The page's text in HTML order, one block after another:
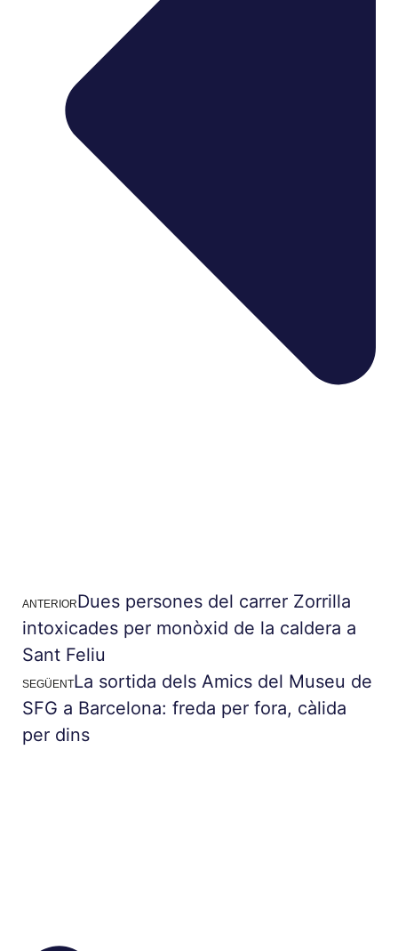
ANTERIORDues persones del carrer Zorrilla
intoxicades per monòxid de la caldera a
Sant Feliu
SEGÜENTLa sortida dels Amics del Museu de
SFG a Barcelona: freda per fora, càlida
per dins